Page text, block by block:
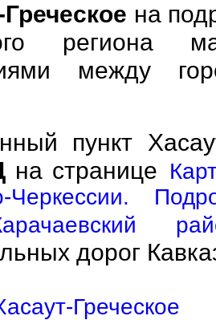
на
региона
между
пункт
на странице
Черкессии.
дорог
Греческое